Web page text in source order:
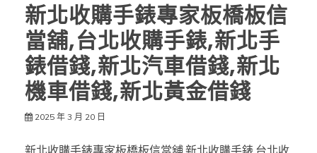
新北收購手錶專家板橋板信
當舖,台北收購手錶,新北手
錶借錢,新北汽車借錢,新北
機車借錢,新北黃金借錢
2025 年 3 月 20 日
新北收購手錶專家板橋板信當舖,新北收購手錶,台北收